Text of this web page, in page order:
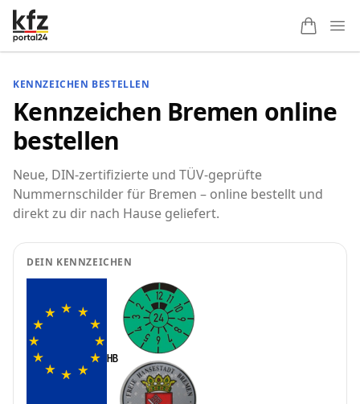
KENNZEICHEN BESTELLEN
Kennzeichen Bremen online
bestellen
Neue, DIN-zertifizierte und TÜV-geprüfte
Nummernschilder für Bremen – online bestellt und
direkt zu dir nach Hause geliefert.
DEIN KENNZEICHEN